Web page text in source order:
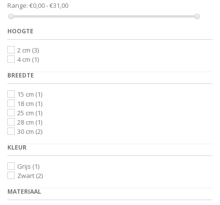
Range: €0,00 - €31,00
HOOGTE
2 cm (3)
4 cm (1)
BREEDTE
15 cm (1)
18 cm (1)
25 cm (1)
28 cm (1)
30 cm (2)
KLEUR
Grijs (1)
Zwart (2)
MATERIAAL